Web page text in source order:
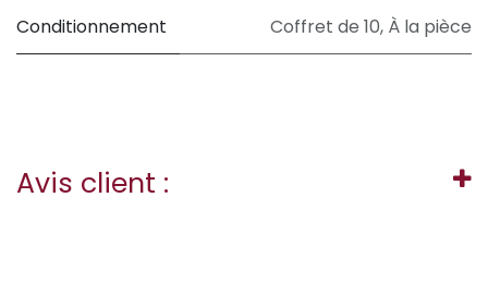
Conditionnement Coffret de 10, À la pièce
Avis client :